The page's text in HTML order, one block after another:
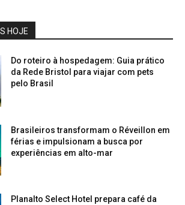
HOJE
Do roteiro à hospedagem: Guia prático
da Rede Bristol para viajar com pets
pelo Brasil
Brasileiros transformam o Réveillon em
férias e impulsionam a busca por
experiências em alto-mar
Planalto Select Hotel prepara café da